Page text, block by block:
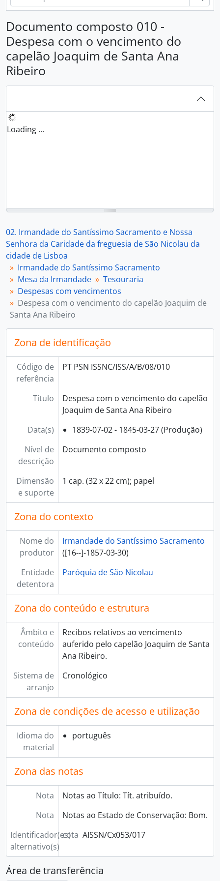
Documento composto 010 -
Despesa com o vencimento do
capelão Joaquim de Santa Ana
Ribeiro
Loading ...
02. Irmandade do Santíssimo Sacramento e Nossa
Senhora da Caridade da freguesia de São Nicolau da
cidade de Lisboa
Irmandade do Santíssimo Sacramento
Mesa da Irmandade
Tesouraria
Despesas com vencimentos
Despesa com o vencimento do capelão Joaquim de
Santa Ana Ribeiro
Zona de identificação
Código de
referência
PT PSN ISSNC/ISS/A/B/08/010
Título
Despesa com o vencimento do capelão
Joaquim de Santa Ana Ribeiro
Data(s)
1839-07-02 - 1845-03-27 (Produção)
Nível de
descrição
Documento composto
Dimensão
e suporte
1 cap. (32 x 22 cm); papel
Zona do contexto
Nome do
produtor
Irmandade do Santíssimo Sacramento
([16--]-1857-03-30)
Entidade
detentora
Paróquia de São Nicolau
Zona do conteúdo e estrutura
Âmbito e
conteúdo
Recibos relativos ao vencimento
auferido pelo capelão Joaquim de Santa
Ana Ribeiro.
Sistema de
arranjo
Cronológico
Zona de condições de acesso e utilização
Idioma do
material
português
Zona das notas
Nota
Notas ao Título: Tít. atribuído.
Nota
Notas ao Estado de Conservação: Bom.
Identificador(es)
alternativo(s)
cota AISSN/Cx053/017
Área de transferência